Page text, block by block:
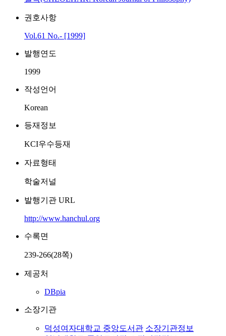
권호사항
Vol.61 No.- [1999]
발행연도
1999
작성언어
Korean
등재정보
KCI우수등재
자료형태
학술저널
발행기관 URL
http://www.hanchul.org
수록면
239-266(28쪽)
제공처
DBpia
소장기관
덕성여자대학교 중앙도서관 소장기관정보